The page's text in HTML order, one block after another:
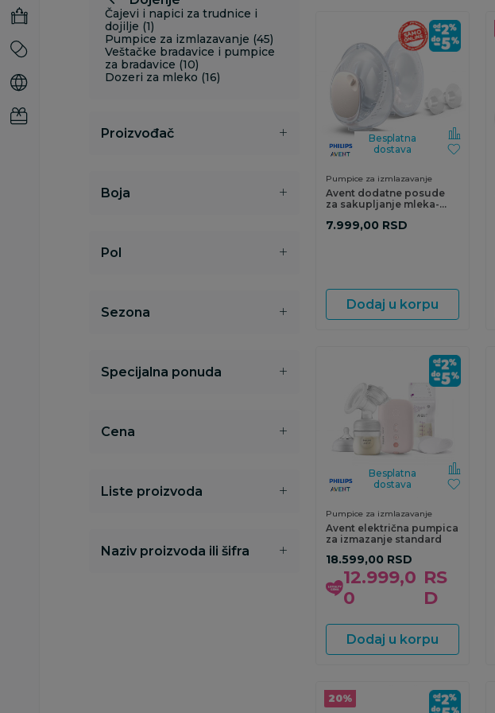
Čajevi i napici za trudnice i
dojilje (1)
Pumpice za izmlazavanje (45)
Veštačke bradavice i pumpice
za bradavice (10)
Dozeri za mleko (16)
Proizvođač
Boja
Pol
Sezona
Specijalna ponuda
Cena
Liste proizvoda
Naziv proizvoda ili šifra
Besplatna
dostava
Pumpice za izmlazavanje
Avent dodatne posude
za sakupljanje mleka-
7.999,00 RSD
Dodaj u korpu
Besplatna
dostava
Pumpice za izmlazavanje
Avent električna pumpica
za izmazanje standard
18.599,00 RSD
12.999,0
0
RS
D
Dodaj u korpu
20%